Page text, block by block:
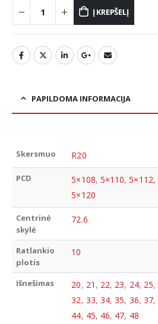
Į KREPŠELĮ
PAPILDOMA INFORMACIJA
Skersmuo R20
PCD 5×108, 5×110,5×112,
5×120
Centrinė
skylė
72.6
Ratlankio
plotis
10
Išnešimas 20, 21 , 22, 23, 24, 25,
32, 33, 34,35, 36, 37,
44, 45, 46, 47, 48